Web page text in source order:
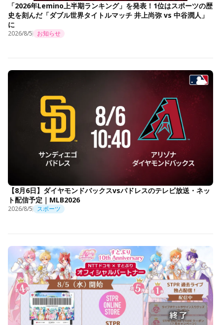
「2026年Lemino上半期ランキング」を発表！1位はスポーツの歴
史を刻んだ「ダブル世界タイトルマッチ 井上尚弥 vs 中谷潤人」
に
2026/8/5 お知らせ
【8月6日】ダイヤモンドバックスvsパドレスのテレビ放送・ネッ
ト配信予定｜MLB2026
2026/8/5 スポーツ